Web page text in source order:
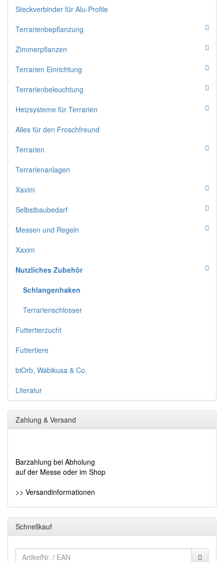
Steckverbinder für Alu-Profile
Terrarienbepflanzung
Zimmerpflanzen
Terrarien Einrichtung
Terrarienbeleuchtung
Heizsysteme für Terrarien
Alles für den Froschfreund
Terrarien
Terrarienanlagen
Xaxim
Selbstbaubedarf
Messen und Regeln
Xaxim
Nutzliches Zubehör
Schlangenhaken
Terrarienschlosser
Futtertierzucht
Futtertiere
biOrb, Wabikusa & Co.
Literatur
Zahlung & Versand
Barzahlung bei Abholung
auf der Messe oder im Shop
>> Versandinformationen
Schnellkauf